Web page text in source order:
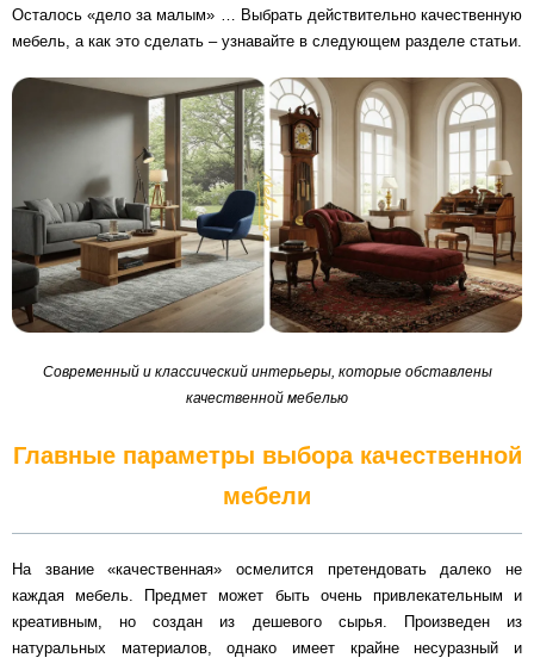
Осталось «дело за малым» … Выбрать действительно качественную
мебель, а как это сделать – узнавайте в следующем разделе статьи.
Современный и классический интерьеры, которые обставлены
качественной мебелью
Главные параметры выбора качественной
мебели
На звание «качественная» осмелится претендовать далеко не
каждая мебель. Предмет может быть очень привлекательным и
креативным, но создан из дешевого сырья. Произведен из
натуральных материалов, однако имеет крайне несуразный и